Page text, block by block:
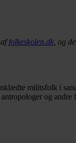
affolkeskolen.dk, og
militsfolk i
og